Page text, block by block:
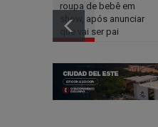
roupa de bebê em
show, após anunciar
que vai ser pai